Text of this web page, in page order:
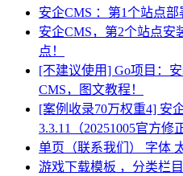
安企CMS ：第1个站点部
安企CMS，第2个站点安
点！
[不建议使用] Go项目：
CMS，图文教程！
[案例收录70万权重4] 安
3.3.11（20251005官方修
单页（联系我们） 字体
游戏下载模板 ，分类栏